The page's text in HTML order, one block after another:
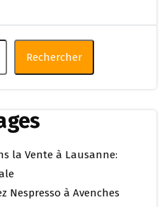
Rechercher
la Vente à Lausanne:
Nespresso à Avenches